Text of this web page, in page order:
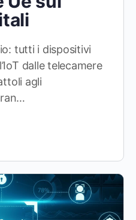
tutti i dispositivi
dalle telecamere
agli